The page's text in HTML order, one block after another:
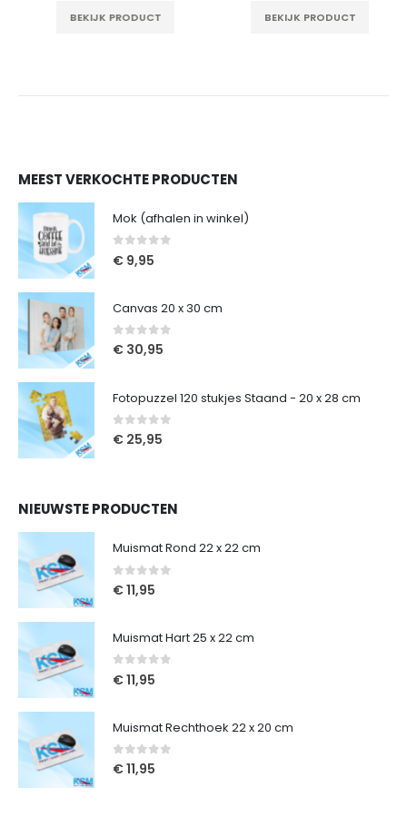
BEKIJK PRODUCT BEKIJK PRODUCT
MEEST VERKOCHTE PRODUCTEN
Mok (afhalen in winkel)
0out of 5
€ 9,95
Canvas 20 x 30 cm
0out of 5
€ 30,95
Fotopuzzel 120 stukjes Staand - 20 x 28 cm
0out of 5
€ 25,95
NIEUWSTE PRODUCTEN
Muismat Rond 22 x 22 cm
0out of 5
€11,95
Muismat Hart 25 x 22 cm
0out of 5
€11,95
Muismat Rechthoek 22 x 20 cm
0out of 5
€11,95